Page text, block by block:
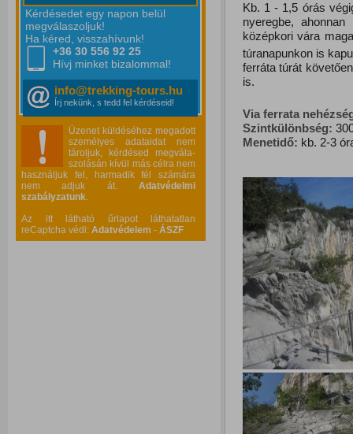
Kérdésedet egy napon belül
megválaszoljuk!
Ha kéred, visszahívunk!
+36 30 556 92 25
Hívj minket bizalommal!
info@trekking-tours.hu
Írj nekünk, s tedd fel kérdéseid!
Üzenet küldéséhez megadott
személyes adataidat nem
tároljuk, kérdésed megvála-
szolásán kívül más célra nem
használjuk fel, harmadik fél számára
nem adjuk át. Adatvédelmi
szabályzatunk.
Az itt látható űrlapot láthatatlan
reCaptcha védi: Adatvédelem - ÁSZF
Kb. 1 - 1,5 órás
nyeregbe,
középkori vára
túranapunkon is
ferráta túrát
is.
Via ferrata
Szintkülönbség:
Menetidő: kb. 2-3